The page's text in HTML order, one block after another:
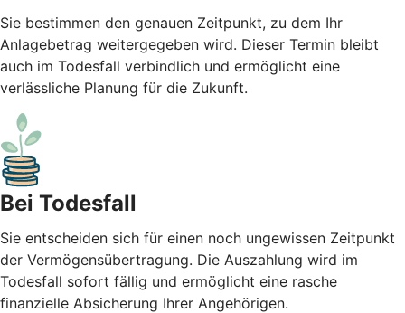
Sie bestimmen den genauen Zeitpunkt, zu dem Ihr
Anlagebetrag weitergegeben wird. Dieser Termin bleibt
auch im Todesfall verbindlich und ermöglicht eine
verlässliche Planung für die Zukunft.
Bei Todesfall
Sie entscheiden sich für einen noch ungewissen Zeitpunkt
der Vermögensübertragung. Die Auszahlung wird im
Todesfall sofort fällig und ermöglicht eine rasche
finanzielle Absicherung Ihrer Angehörigen.